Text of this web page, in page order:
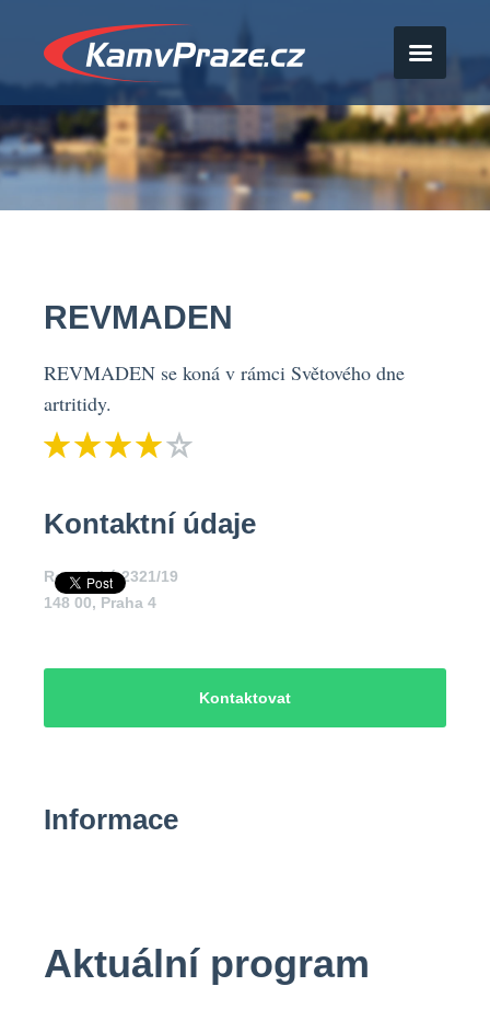
REVMADEN
REVMADEN se koná v rámci Světového dne
artritidy.
Kontaktní údaje
Roztylská 2321/19
148 00, Praha 4
Kontaktovat
Informace
Aktuální program